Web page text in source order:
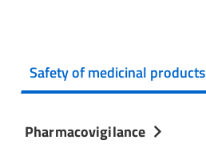
Safety of medicinal products
Pharmacovigilance